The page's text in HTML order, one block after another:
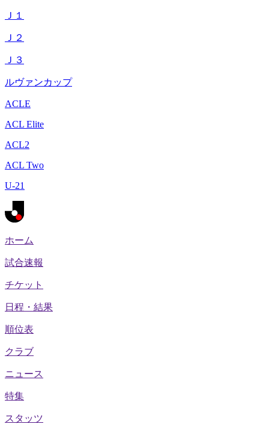
Ｊ１
Ｊ２
Ｊ３
ルヴァンカップ
ACLE
ACL Elite
ACL2
ACL Two
U-21
ホーム
試合速報
チケット
日程・結果
順位表
クラブ
ニュース
特集
スタッツ